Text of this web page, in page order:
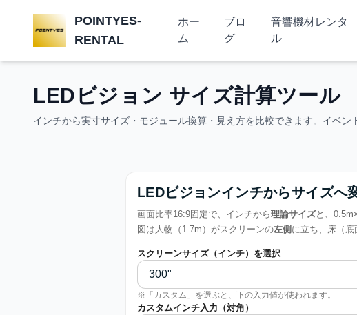
POINTYES-
RENTAL
ホー
ム
ブロ
グ
音響機材レンタ
ル
LEDビジョン サイズ計算ツール
インチから実寸サイズ・モジュール換算・見え方を比較できます。イベン
LEDビジョンインチからサイズへ
画面比率16:9固定で、インチから理論サイズと、
図は人物（1.7m）がスクリーンの左側 に立ち、床（
スクリーンサイズ（インチ）を選択
※「カスタム」を選ぶと、下の入力値が使われます。
カスタムインチ入力（対角）